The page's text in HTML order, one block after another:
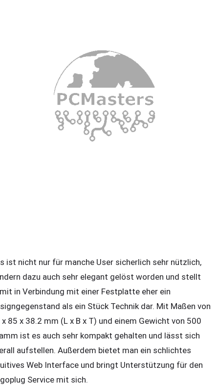
ist nicht nur für manche User sicherlich sehr nützlich,
dazu auch sehr elegant gelöst worden und stellt
in Verbindung mit einer Festplatte eher ein
als ein Stück Technik dar. Mit Maßen von
85 x 38.2 mm (L x B x T) und einem Gewicht von 500
ist es auch sehr kompakt gehalten und lässt sich
aufstellen. Außerdem bietet man ein schlichtes
Web Interface und bringt Unterstützung für den
Service mit sich.